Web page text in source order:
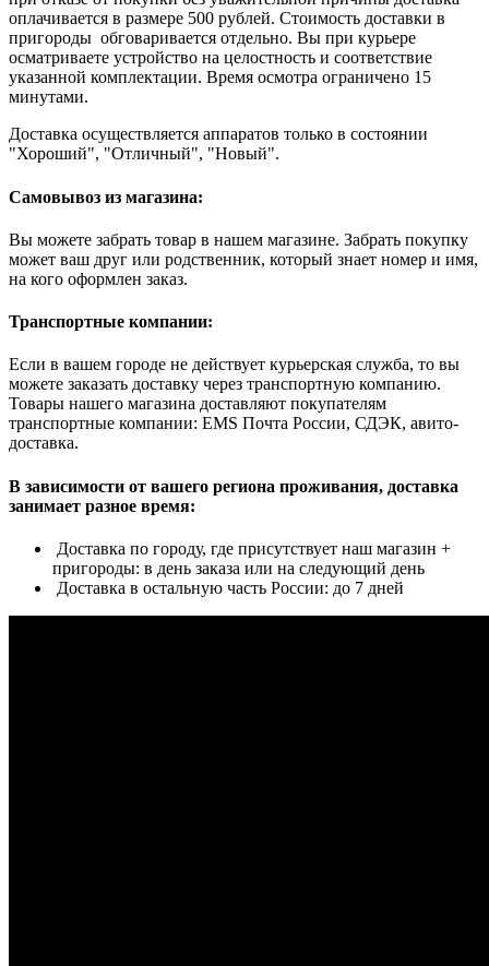
оплачивается в размере 500 рублей. Стоимость доставки в
пригороды обговаривается отдельно. Вы при курьере
осматриваете устройство на целостность и соответствие
указанной комплектации. Время осмотра ограничено 15
минутами.
Доставка осуществляется аппаратов только в состоянии
"Хороший", "Отличный", "Новый".
Самовывоз из магазина:
Вы можете забрать товар в нашем магазине. Забрать покупку
может ваш друг или родственник, который знает номер и имя,
на кого оформлен заказ.
Транспортные компании:
Если в вашем городе не действует курьерская служба, то вы
можете заказать доставку через транспортную компанию.
Товары нашего магазина доставляют покупателям
транспортные компании: EMS Почта России, СДЭК, авито-
доставка.
В зависимости от вашего региона проживания, доставка
занимает разное время:
Доставка по городу, где присутствует наш магазин +
пригороды: в день заказа или на следующий день
Доставка в остальную часть России: до 7 дней